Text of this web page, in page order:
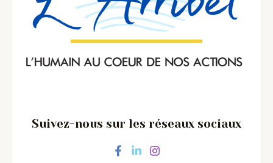
Suivez-nous sur les réseaux sociaux